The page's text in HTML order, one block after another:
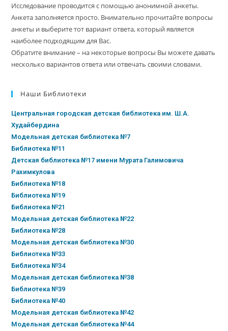
Исследование проводится с помощью анонимной анкеты.
Анкета заполняется просто. Внимательно прочитайте вопросы
анкеты и выберите тот вариант ответа, который является
наиболее подходящим для Вас.
Обратите внимание – на некоторые вопросы Вы можете давать
несколько вариантов ответа или отвечать своими словами.
Наши Библиотеки
Центральная городская детская библиотека им. Ш.А.
Худайбердина
Модельная детская библиотека №7
Библиотека №11
Детская библиотека №17 имени Мурата Галимовича
Рахимкулова
Библиотека №18
Библиотека №19
Библиотека №21
Модельная детская библиотека №22
Библиотека №28
Модельная детская библиотека №30
Библиотека №33
Библиотека №34
Модельная детская библиотека №38
Библиотека №39
Библиотека №40
Модельная детская библиотека №42
Модельная детская библиотека №44